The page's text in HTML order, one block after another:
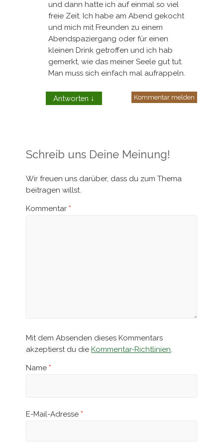
und dann hatte ich auf einmal so viel
freie Zeit. Ich habe am Abend gekocht
und mich mit Freunden zu einem
Abendspaziergang oder für einen
kleinen Drink getroffen und ich hab
gemerkt, wie das meiner Seele gut tut.
Man muss sich einfach mal aufrappeln.
Antworten ↓ Kommentar melden
Schreib uns Deine Meinung!
Wir freuen uns darüber, dass du zum Thema
beitragen willst.
Kommentar *
Mit dem Absenden dieses Kommentars
akzeptierst du dieKommentar-Richtlinien.
Name *
E-Mail-Adresse *